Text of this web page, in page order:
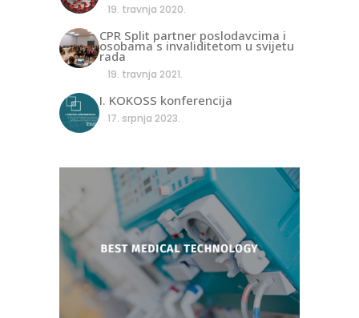
19. travnja 2020.
CPR Split partner poslodavcima i
osobama s invaliditetom u svijetu
rada
19. travnja 2021.
I. KOKOSS konferencija
17. srpnja 2023.